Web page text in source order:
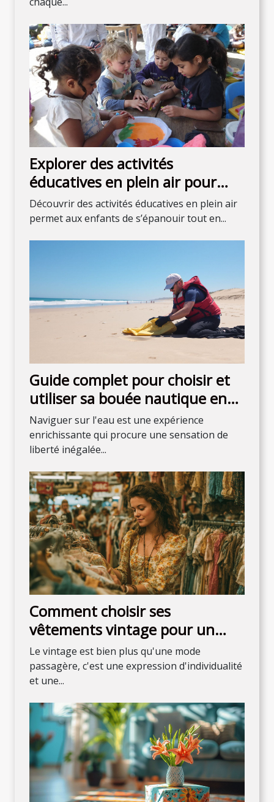
Explorer des activités
éducatives en plein air pour
enfants de tous âges
Découvrir des activités éducatives en plein air
permet aux enfants de s’épanouir tout en...
Guide complet pour choisir et
utiliser sa bouée nautique en
sécurité
Naviguer sur l'eau est une expérience
enrichissante qui procure une sensation de
liberté inégalée...
Comment choisir ses
vêtements vintage pour un
style unique
Le vintage est bien plus qu'une mode
passagère, c'est une expression d'individualité
et une...